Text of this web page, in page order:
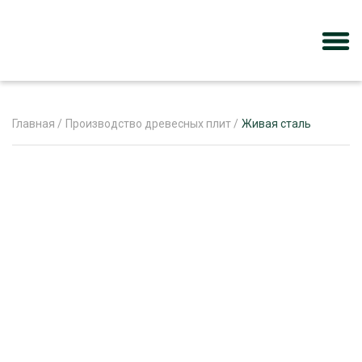
Главная / Производство древесных плит / Живая сталь